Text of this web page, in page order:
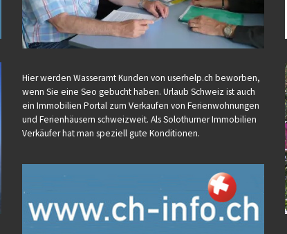
Hier werden Wasseramt Kunden von userhelp.ch beworben,
wenn Sie eine Seo gebucht haben. Urlaub Schweiz ist auch
ein Immobilien Portal zum Verkaufen von Ferienwohnungen
und Ferienhäusern schweizweit. Als Solothurner Immobilien
Verkäufer hat man speziell gute Konditionen.